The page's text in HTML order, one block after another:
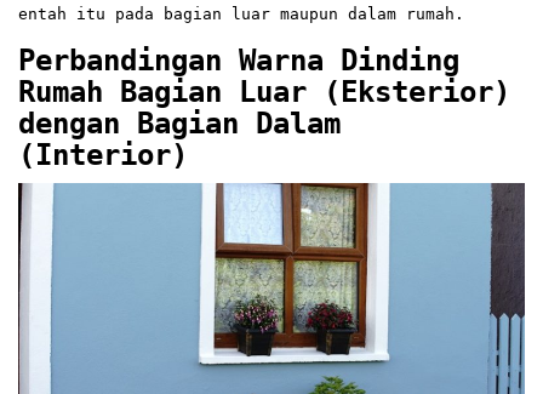
entah itu pada bagian luar maupun dalam rumah.
Perbandingan Warna Dinding
Rumah Bagian Luar (Eksterior)
dengan Bagian Dalam
(Interior)